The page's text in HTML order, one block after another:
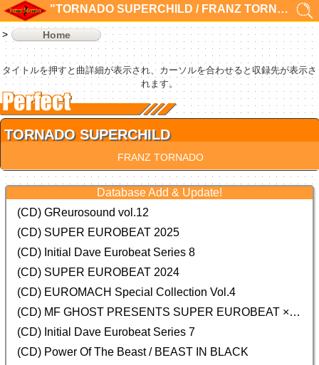
"TORNADO SUPERCHILD / FRANZ TORNADO"の検索結果 1件
Home
タイトルを押すと曲詳細が表示され、カーソルを合わせると収録先が表示さ
れます。
TORNADO SUPERCHILD
FRANZ TORNADO
Database Add & Update!
(CD) GReurosound vol.12
(CD) SUPER EUROBEAT 2025
(CD) Initial Dave Eurobeat Series 8
(CD) SUPER EUROBEAT 2024
(CD) EUROMACH Special Collection Vol.4
(CD) MF GHOST PRESENTS SUPER EUROBEAT × ORIGINAL SOUNDTRACK NEW COLLECTION
(CD) Initial Dave Eurobeat Series 7
(CD) Power Of The Beast / BEAST IN BLACK